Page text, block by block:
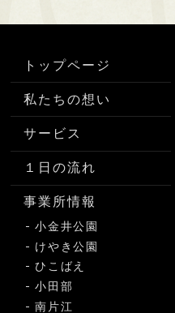
トップページ
私たちの想い
サービス
１日の流れ
事業所情報
小金井公園
けやき公園
ひこばえ
小田部
南片江